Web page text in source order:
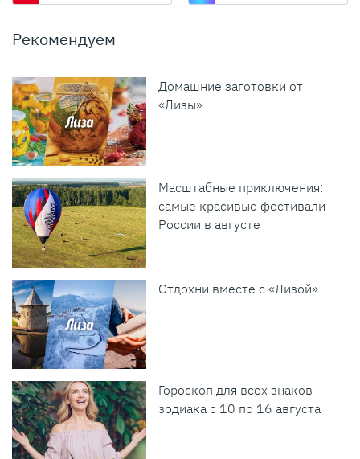
Рекомендуем
Домашние заготовки от
«Лизы»
Масштабные приключения:
самые красивые фестивали
России в августе
Отдохни вместе с «Лизой»
Гороскоп для всех знаков
зодиака с 10 по 16 августа